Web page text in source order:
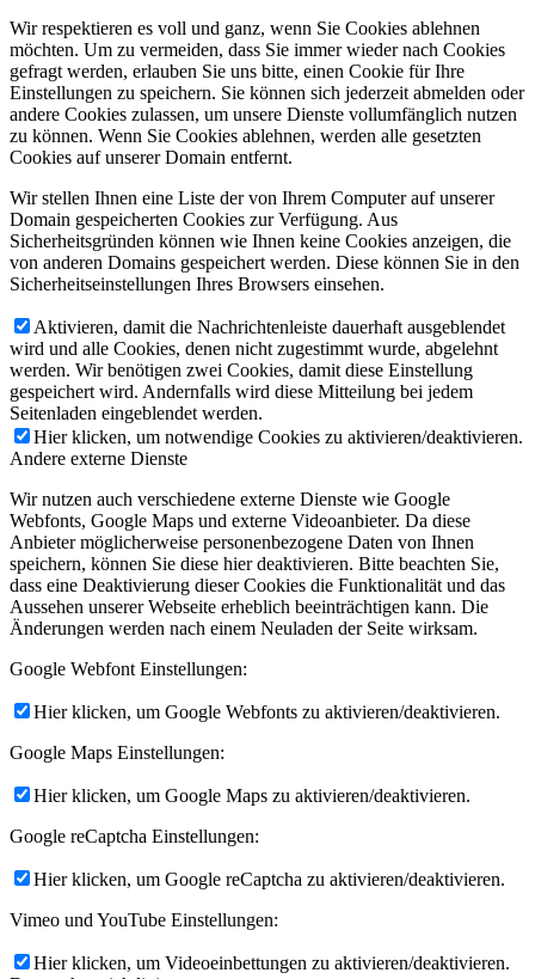
Wir respektieren es voll und ganz, wenn Sie Cookies ablehnen
möchten. Um zu vermeiden, dass Sie immer wieder nach Cookies
gefragt werden, erlauben Sie uns bitte, einen Cookie für Ihre
Einstellungen zu speichern. Sie können sich jederzeit abmelden oder
andere Cookies zulassen, um unsere Dienste vollumfänglich nutzen
zu können. Wenn Sie Cookies ablehnen, werden alle gesetzten
Cookies auf unserer Domain entfernt.
Wir stellen Ihnen eine Liste der von Ihrem Computer auf unserer
Domain gespeicherten Cookies zur Verfügung. Aus
Sicherheitsgründen können wie Ihnen keine Cookies anzeigen, die
von anderen Domains gespeichert werden. Diese können Sie in den
Sicherheitseinstellungen Ihres Browsers einsehen.
Aktivieren, damit die Nachrichtenleiste dauerhaft ausgeblendet
wird und alle Cookies, denen nicht zugestimmt wurde, abgelehnt
werden. Wir benötigen zwei Cookies, damit diese Einstellung
gespeichert wird. Andernfalls wird diese Mitteilung bei jedem
Seitenladen eingeblendet werden.
Hier klicken, um notwendige Cookies zu aktivieren/deaktivieren.
Andere externe Dienste
Wir nutzen auch verschiedene externe Dienste wie Google
Webfonts, Google Maps und externe Videoanbieter. Da diese
Anbieter möglicherweise personenbezogene Daten von Ihnen
speichern, können Sie diese hier deaktivieren. Bitte beachten Sie,
dass eine Deaktivierung dieser Cookies die Funktionalität und das
Aussehen unserer Webseite erheblich beeinträchtigen kann. Die
Änderungen werden nach einem Neuladen der Seite wirksam.
Google Webfont Einstellungen:
Hier klicken, um Google Webfonts zu aktivieren/deaktivieren.
Google Maps Einstellungen:
Hier klicken, um Google Maps zu aktivieren/deaktivieren.
Google reCaptcha Einstellungen:
Hier klicken, um Google reCaptcha zu aktivieren/deaktivieren.
Vimeo und YouTube Einstellungen:
Hier klicken, um Videoeinbettungen zu aktivieren/deaktivieren.